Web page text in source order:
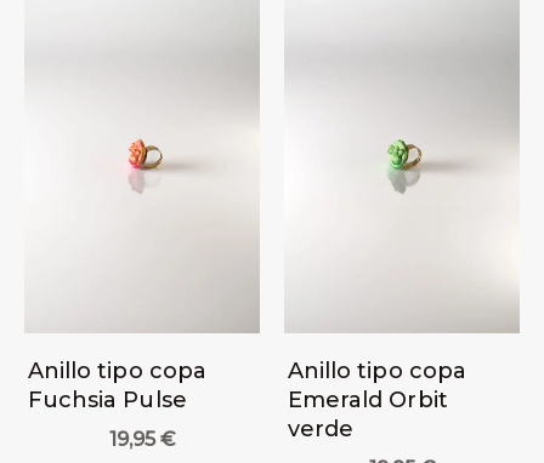
Anillo tipo copa
Fuchsia Pulse
19,95 €
Anillo tipo copa
Emerald Orbit
verde